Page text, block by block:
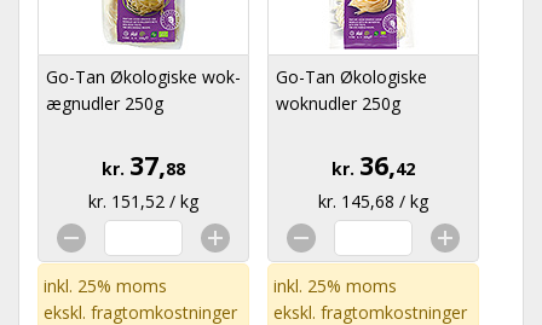
Go-Tan Økologiske wok-
ægnudler 250g
kr. 37,88
kr. 151,52 / kg
inkl. 25% moms
ekskl. fragtomkostninger
Go-Tan Økologiske
woknudler 250g
kr. 36,42
kr. 145,68 / kg
inkl. 25% moms
ekskl. fragtomkostninger